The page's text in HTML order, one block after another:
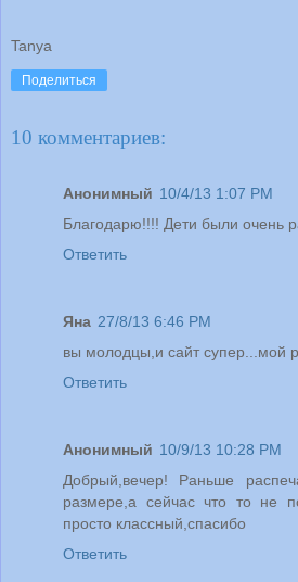
Tanya
Поделиться
10 комментариев:
Анонимный 10/4/13 1:07 PM
Благодарю!!!! Дети были очень
Ответить
Яна 27/8/13 6:46 PM
вы молодцы,и сайт супер...мой
Ответить
Анонимный 10/9/13 10:28 PM
Добрый,вечер! Раньше
размере,а сейчас что то не
просто классный,спасибо
Ответить